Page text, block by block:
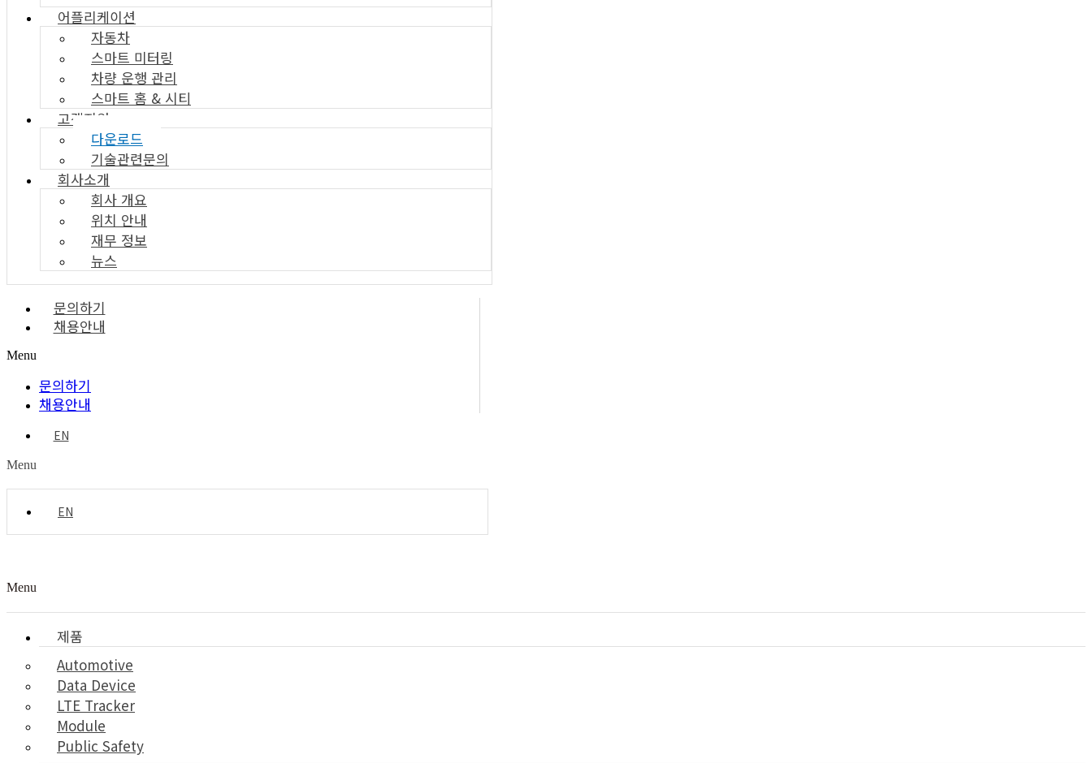
어플리케이션
자동차
스마트 미터링
차량 운행 관리
스마트 홈 & 시티
고객지원
다운로드
기술관련문의
회사소개
회사 개요
위치 안내
재무 정보
뉴스
문의하기
채용안내
Menu
문의하기
채용안내
EN
Menu
EN
Menu
제품
Automotive
Data Device
LTE Tracker
Module
Public Safety